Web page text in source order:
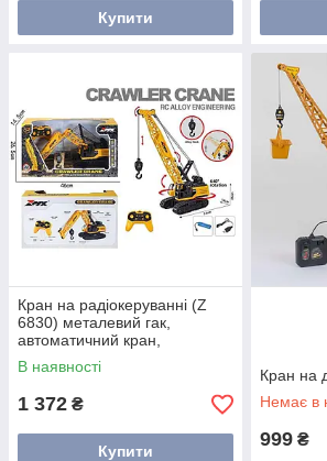
Купити
Кран на радіокеруванні (Z
6830) металевий гак,
автоматичний кран,
гусеничний хід, пульт 2.4g,
вантаж, підсвітка, звук, акум.
В наявності
1 372 ₴
Купити
Кран на
Немає в
999 ₴